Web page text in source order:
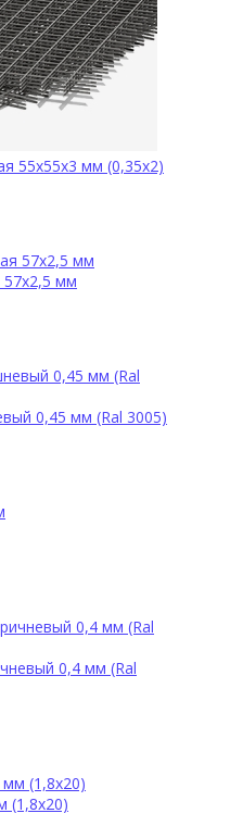
55х55х3 мм (0,35х2)
57х2,5 мм
0,45 мм (Ral 3005)
0,4 мм (Ral
(1,8х20)